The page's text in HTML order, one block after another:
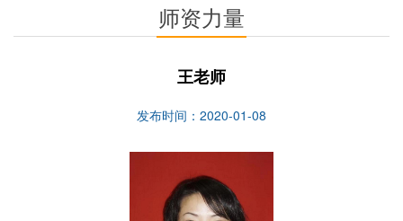
师资力量
王老师
发布时间：2020-01-08